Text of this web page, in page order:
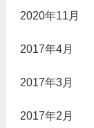
2020年11月
2017年4月
2017年3月
2017年2月